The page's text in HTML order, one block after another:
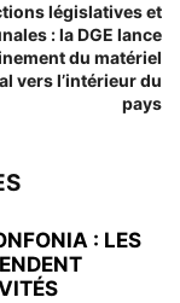
législatives et
: la DGE lance
du matériel
vers l’intérieur du
pays
: LES